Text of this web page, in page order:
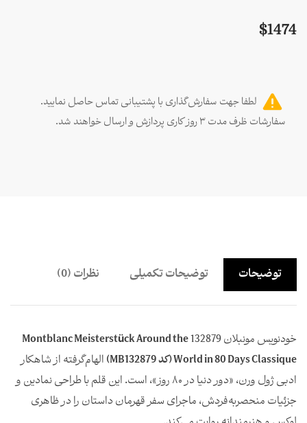
$1474
لطفا جهت سفارش‌گذاری با پشتیبانی تماس حاصل نمایید.
سفارشات ظرف مدت ۳ روز کاری پردازش و ارسال خواهند شد.
توضیحات توضیحات تکمیلی نظرات (0)
خودنویس مونبلان 132879
Montblanc Meisterstück Around the
World in 80 Days Classique (کد MB132879)
الهام‌گرفته از شاهکار
ادبی ژول ورن، «دور دنیا در ۸۰ روز»، است. این قلم با طراحی نمادین و
جزئیات منحصربه‌فردش، ماجرای سفر قهرمان داستان را در ظاهری